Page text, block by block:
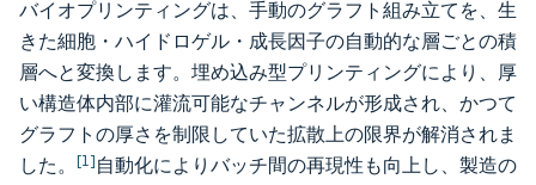
バイオプリンティングは、手動のグラフト組み立てを、生
きた細胞・ハイドロゲル・成長因子の自動的な層ごとの積
層へと変換します。埋め込み型プリンティングにより、厚
い構造体内部に灌流可能なチャンネルが形成され、かつて
グラフトの厚さを制限していた拡散上の限界が解消されま
した。 [1]自動化によりバッチ間の再現性も向上し、製造の